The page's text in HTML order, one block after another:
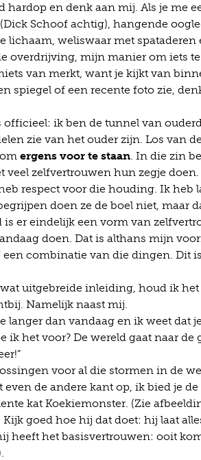
hardop en denk aan mij. Als je me
Schoof achtig), hangende
lichaam, weliswaar met spataderen
overdrijving, mijn manier om iets
van merkt, want je kijkt van
spiegel of een recente foto zie,
officieel: ik ben de tunnel van
zie van het ouder zijn. Los van
ergens voor te staan. In die zin
veel zelfvertrouwen hun zegje
respect voor die houding. Ik heb
doen ze de boel niet, maar
is er eindelijk een vorm van
doen. Dat is althans mijn
combinatie van die dingen. Dit
uitgebreide inleiding, houd ik
Namelijk naast mij.
langer dan vandaag en ik weet dat
ik het voor? De wereld gaat naar
voor al die stormen in de
even de andere kant op, ik bied je
kat Koekiemonster. (Zie
Kijk goed hoe hij dat doet: hij laat
heeft het basisvertrouwen: ooit